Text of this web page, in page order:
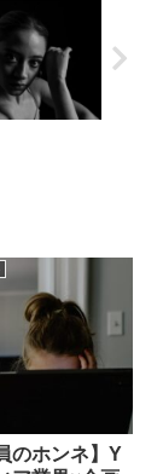
のホンネ】Y